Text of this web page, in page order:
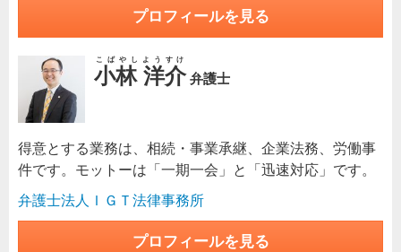
プロフィールを見る
小林 洋介
こばやしようすけ
弁護士
得意とする業務は、相続・事業承継、企業法務、労働事
件です。モットーは「一期一会」と「迅速対応」です。
弁護士法人ＩＧＴ法律事務所
プロフィールを見る